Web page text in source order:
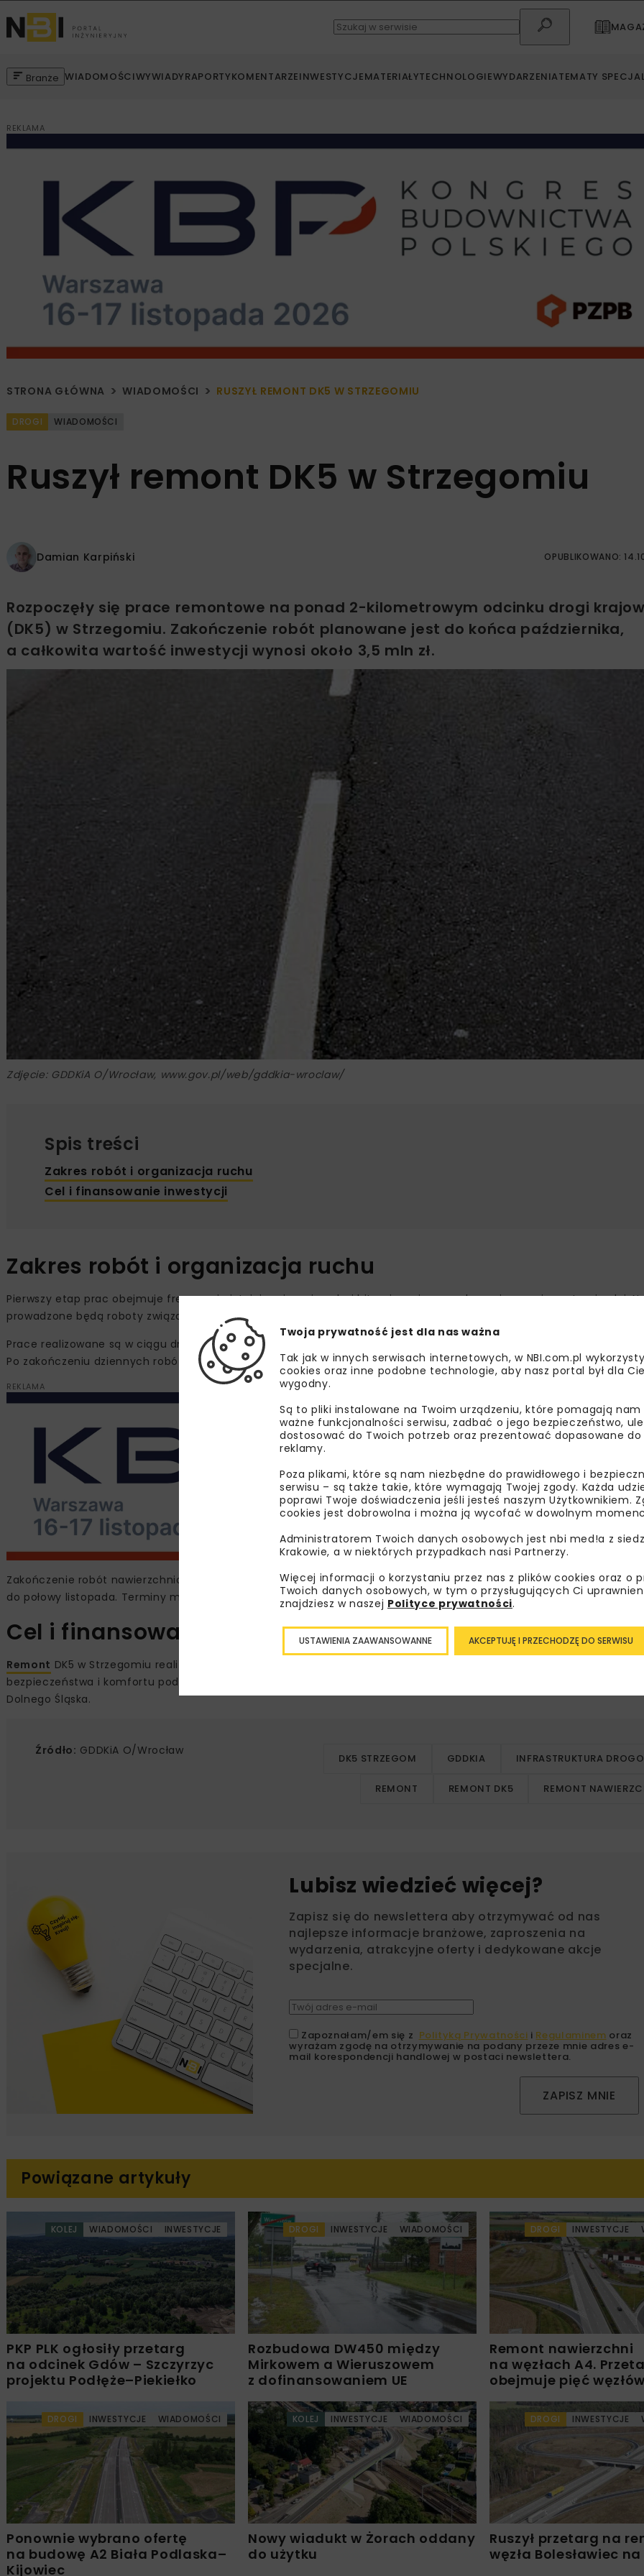
Branże WIADOMOŚCIWYWIADYRAPORTYKOMENTARZEINWESTYCJEMATERIAŁYTECHNOLOGIEWYDARZENIATEMATY
REKLAMA
STRONA GŁÓWNA WIADOMOŚCI RUSZYŁ REMONT DK5 W STRZEGOMIU
DROGI WIADOMOŚCI
Ruszył remont DK5 w Strzegomiu
Damian Karpiński OPUBLIKOWANO:
Rozpoczęły się prace remontowe na ponad 2-kilometrowym odcinku drogi
(DK5) w Strzegomiu. Zakończenie robót planowane jest do końca października,
a całkowita wartość inwestycji wynosi około 3,5 mln zł.
Zdjęcie: GDDKiA O/Wrocław, www.gov.pl/web/gddkia-wroclaw/
Spis treści
Zakres robót i organizacja ruchu
Cel i finansowanie inwestycji
Zakres robót i organizacja ruchu
Pierwszy etap prac obejmuje frezowanie istniejącej nawierzchni bitumicznej oraz wykonanie nowej warstwy jezdni.
prowadzone będą roboty związane z uzupełnieniem poboczy, a w ostatnim etapie wykonane zostanie oznakowanie
Prace realizowane są w ciągu dnia przy częściowym zajęciu jezdni. Ruch pojazdów odbywa się wahadłowo i jest
Po zakończeniu dziennych robót przywracany jest przejazd na całej szerokości drogi.
REKLAMA
Zakończenie robót nawierzchniowych zaplanowano na koniec października, natomiast wykonanie oznakowania
do połowy listopada. Terminy mogą ulec zmianie w zależności od warunków atmosferycznych.
Cel i finansowanie inwestycji
Remont DK5 w Strzegomiu realizowany jest w ramach bieżącego utrzymania dróg krajowych. Jego celem jest
bezpieczeństwa i komfortu podróży oraz zwiększenie trwałości nawierzchni na jednym z kluczowych ciągów
Dolnego Śląska.
Źródło: GDDKiA O/Wrocław
DK5 STRZEGOM GDDKIA INFRASTRUKTURA
REMONT REMONT DK5 REMONT
Lubisz wiedzieć więcej?
Zapisz się do newslettera aby otrzymywać od nas
najlepsze informacje branżowe, zaproszenia na
wydarzenia, atrakcyjne oferty i dedykowane akcje
specjalne.
Zapoznałam/em się z Polityką Prywatności i Regulaminem oraz
wyrażam zgodę na otrzymywanie na podany przeze mnie adres e-
mail korespondencji handlowej w postaci newslettera.
ZAPISZ MNIE
Powiązane artykuły
KOLEJ WIADOMOŚCI INWESTYCJE
PKP PLK ogłosiły przetarg
na odcinek Gdów – Szczyrzyc
projektu Podłęże–Piekiełko
DROGI INWESTYCJE WIADOMOŚCI
Rozbudowa DW450 między
Mirkowem a Wieruszowem
z dofinansowaniem UE
DROGI INWESTYCJE
Remont nawierzchni
na węzłach A4.
obejmuje pięć węzłów
DROGI INWESTYCJE WIADOMOŚCI
Ponownie wybrano ofertę
na budowę A2 Biała Podlaska–
Kijowiec
KOLEJ INWESTYCJE WIADOMOŚCI
Nowy wiadukt w Żorach oddany
do użytku
DROGI INWESTYCJE
Ruszył przetarg na
węzła Bolesławiec na
Twoja prywatność jest dla nas ważna
Tak jak w innych serwisach internetowych, w NBI.com.pl
cookies oraz inne podobne technologie, aby nasz portal był dla
wygodny.
Są to pliki instalowane na Twoim urządzeniu, które pomagają nam
ważne funkcjonalności serwisu, zadbać o jego bezpieczeństwo,
dostosować do Twoich potrzeb oraz prezentować dopasowane
reklamy.
Poza plikami, które są nam niezbędne do prawidłowego i
serwisu – są także takie, które wymagają Twojej zgody. Każda
poprawi Twoje doświadczenia jeśli jesteś naszym Użytkownikiem.
cookies jest dobrowolna i można ją wycofać w dowolnym
Administratorem Twoich danych osobowych jest nbi med!a z
Krakowie, a w niektórych przypadkach nasi Partnerzy.
Więcej informacji o korzystaniu przez nas z plików cookies oraz o
Twoich danych osobowych, w tym o przysługujących Ci
znajdziesz w naszej Polityce prywatności.
AKCEPTUJĘ I PRZECHODZĘ DO SERWISU
USTAWIENIA ZAAWANSOWANNE